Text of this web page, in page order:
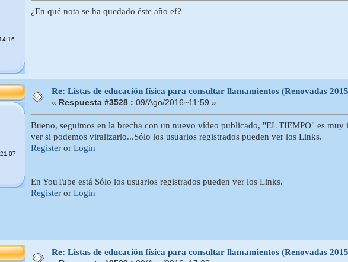
¿En qué nota se ha quedado éste año ef?
Re: Listas de educación física para consultar llamamientos (Renovadas
« Respuesta #3528 : 09/Ago/2016~11:59 »
Bueno, seguimos en la brecha con un nuevo vídeo publicado, "EL TIEMPO" es
ver si podemos viralizarlo...Sólo los usuarios registrados pueden ver los Links.
Register or Login
En YouTube está Sólo los usuarios registrados pueden ver los Links.
Register or Login
Re: Listas de educación física para consultar llamamientos (Renovadas